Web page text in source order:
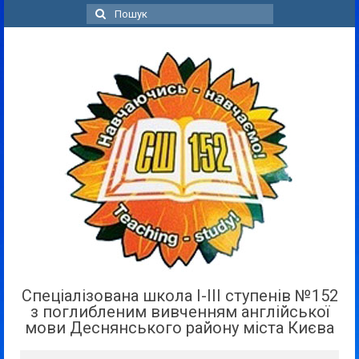
Пошук
для:
Спеціалізована школа І-ІІІ ступенів №152
з поглибленим вивченням англійської
мови Деснянського району міста Києва